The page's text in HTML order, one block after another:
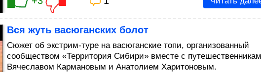
Вся жуть васюганских болот
Сюжет об экстрим-туре на васюганские топи, организованный
сообществом «Территория Сибири» вместе с
Вячеславом Кармановым и Анатолием Харитоновым.